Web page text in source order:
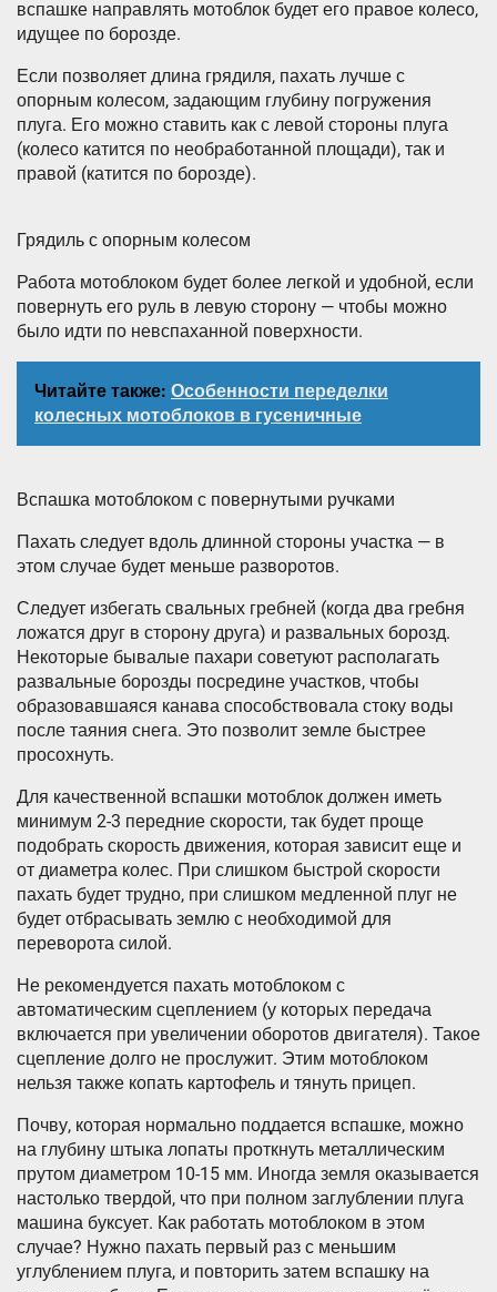
вспашке направлять мотоблок будет его правое колесо,
идущее по борозде.
Если позволяет длина грядиля, пахать лучше с
опорным колесом, задающим глубину погружения
плуга. Его можно ставить как с левой стороны плуга
(колесо катится по необработанной площади), так и
правой (катится по борозде).
Грядиль с опорным колесом
Работа мотоблоком будет более легкой и удобной, если
повернуть его руль в левую сторону — чтобы можно
было идти по невспаханной поверхности.
Читайте также: Особенности переделки
колесных мотоблоков в гусеничные
Вспашка мотоблоком с повернутыми ручками
Пахать следует вдоль длинной стороны участка — в
этом случае будет меньше разворотов.
Следует избегать свальных гребней (когда два гребня
ложатся друг в сторону друга) и развальных борозд.
Некоторые бывалые пахари советуют располагать
развальные борозды посредине участков, чтобы
образовавшаяся канава способствовала стоку воды
после таяния снега. Это позволит земле быстрее
просохнуть.
Для качественной вспашки мотоблок должен иметь
минимум 2-3 передние скорости, так будет проще
подобрать скорость движения, которая зависит еще и
от диаметра колес. При слишком быстрой скорости
пахать будет трудно, при слишком медленной плуг не
будет отбрасывать землю с необходимой для
переворота силой.
Не рекомендуется пахать мотоблоком с
автоматическим сцеплением (у которых передача
включается при увеличении оборотов двигателя). Такое
сцепление долго не прослужит. Этим мотоблоком
нельзя также копать картофель и тянуть прицеп.
Почву, которая нормально поддается вспашке, можно
на глубину штыка лопаты проткнуть металлическим
прутом диаметром 10-15 мм. Иногда земля оказывается
настолько твердой, что при полном заглублении плуга
машина буксует. Как работать мотоблоком в этом
случае? Нужно пахать первый раз с меньшим
углублением плуга, и повторить затем вспашку на